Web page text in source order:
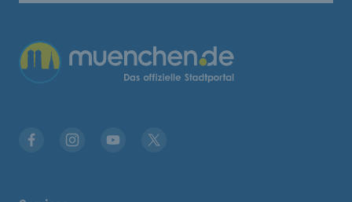
Übergreifende Links